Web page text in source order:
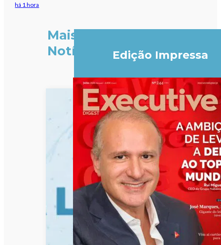
há 1 hora
Mais
Notícias
Edição Impressa